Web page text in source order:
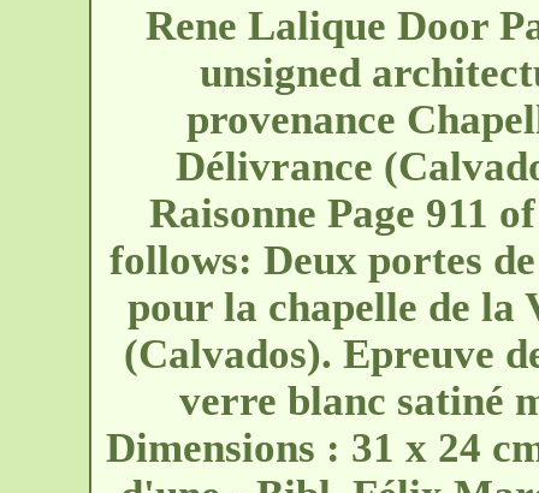
Rene Lalique Door
unsigned
provenance
Délivrance
Raisonne Page 911
follows: Deux portes
pour la chapelle de la
(Calvados). Epreuve
verre blanc satiné
Dimensions : 31 x 24